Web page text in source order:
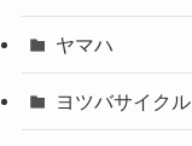
ヤマハ
ヨツバサイクル